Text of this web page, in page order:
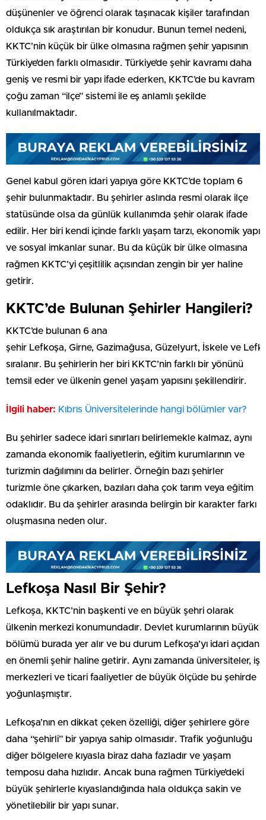
düşünenler ve öğrenci olarak taşınacak kişiler tarafından
oldukça sık araştırılan bir konudur. Bunun temel nedeni,
KKTC’nin küçük bir ülke olmasına rağmen şehir yapısının
Türkiye’den farklı olmasıdır. Türkiye’de şehir kavramı daha
geniş ve resmi bir yapı ifade ederken, KKTC’de bu kavram
çoğu zaman “ilçe” sistemi ile eş anlamlı şekilde
kullanılmaktadır.
Genel kabul gören idari yapıya göre KKTC’de toplam 6
şehir bulunmaktadır. Bu şehirler aslında resmi olarak ilçe
statüsünde olsa da günlük kullanımda şehir olarak ifade
edilir. Her biri kendi içinde farklı yaşam tarzı, ekonomik yapı
ve sosyal imkanlar sunar. Bu da küçük bir ülke olmasına
rağmen KKTC’yi çeşitlilik açısından zengin bir yer haline
getirir.
KKTC’de Bulunan Şehirler Hangileri?
KKTC’de bulunan 6 ana
şehir Lefkoşa, Girne, Gazimağusa, Güzelyurt, İskele ve
sıralanır. Bu şehirlerin her biri KKTC’nin farklı bir yönünü
temsil eder ve ülkenin genel yaşam yapısını şekillendirir.
İlgili haber: ⁠Kıbrıs Üniversitelerinde hangi bölümler var?
Bu şehirler sadece idari sınırları belirlemekle kalmaz, aynı
zamanda ekonomik faaliyetlerin, eğitim kurumlarının ve
turizmin dağılımını da belirler. Örneğin bazı şehirler
turizmle öne çıkarken, bazıları daha çok tarım veya eğitim
odaklıdır. Bu da şehirler arasında belirgin bir karakter farkı
oluşmasına neden olur.
Lefkoşa Nasıl Bir Şehir?
Lefkoşa, KKTC’nin başkenti ve en büyük şehri olarak
ülkenin merkezi konumundadır. Devlet kurumlarının büyük
bölümü burada yer alır ve bu durum Lefkoşa’yı idari açıdan
en önemli şehir haline getirir. Aynı zamanda üniversiteler, iş
merkezleri ve ticari faaliyetler de büyük ölçüde bu şehirde
yoğunlaşmıştır.
Lefkoşa’nın en dikkat çeken özelliği, diğer şehirlere göre
daha “şehirli” bir yapıya sahip olmasıdır. Trafik yoğunluğu
diğer bölgelere kıyasla biraz daha fazladır ve yaşam
temposu daha hızlıdır. Ancak buna rağmen Türkiye’deki
büyük şehirlerle kıyaslandığında hala oldukça sakin ve
yönetilebilir bir yapı sunar.